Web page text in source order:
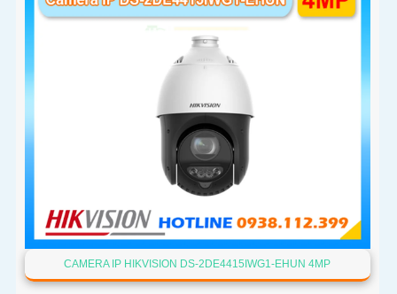
CAMERA IP HIKVISION DS-2DE4415IWG1-EHUN 4MP